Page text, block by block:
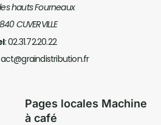
hauts Fourneaux
CUVERVILLE
: 02.31.72.20.22
Pages locales Machine
à café